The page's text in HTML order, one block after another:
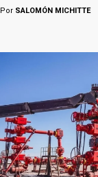
Por SALOMÓN MICHITTE